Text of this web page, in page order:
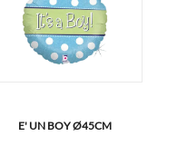
E' UN BOY Ø45CM